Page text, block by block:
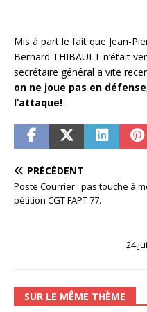
Mis à part le fait que Jean-
Bernard THIBAULT n’était
secrétaire général a vite
on ne joue pas en
l’attaque!
PRÉCÉDENT
Poste Courrier : pas touche à
pétition CGT FAPT 77.
24
SUR LE MÊME THÈME